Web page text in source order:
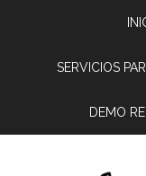
SERVICIOS
DEMO